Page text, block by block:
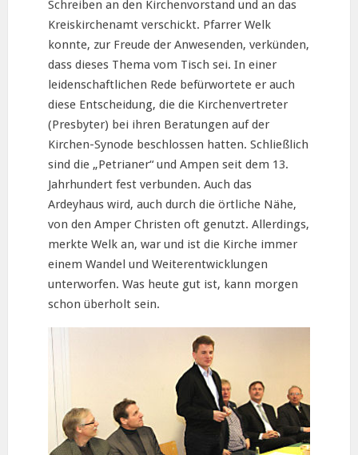
Schreiben an den Kirchenvorstand und an das
Kreiskirchenamt verschickt. Pfarrer Welk
konnte, zur Freude der Anwesenden, verkünden,
dass dieses Thema vom Tisch sei. In einer
leidenschaftlichen Rede befürwortete er auch
diese Entscheidung, die die Kirchenvertreter
(Presbyter) bei ihren Beratungen auf der
Kirchen-Synode beschlossen hatten. Schließlich
sind die „Petrianer“ und Ampen seit dem 13.
Jahrhundert fest verbunden. Auch das
Ardeyhaus wird, auch durch die örtliche Nähe,
von den Amper Christen oft genutzt. Allerdings,
merkte Welk an, war und ist die Kirche immer
einem Wandel und Weiterentwicklungen
unterworfen. Was heute gut ist, kann morgen
schon überholt sein.